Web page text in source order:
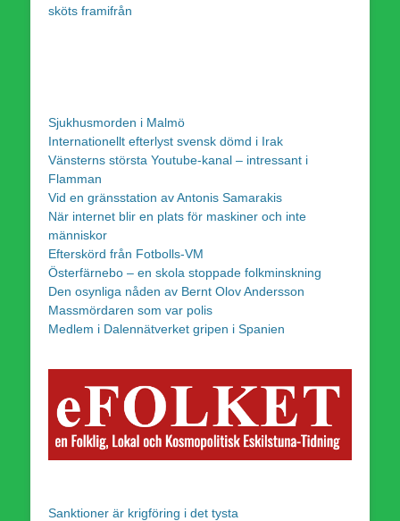
sköts framifrån
Sjukhusmorden i Malmö
Internationellt efterlyst svensk dömd i Irak
Vänsterns största Youtube-kanal – intressant i
Flamman
Vid en gränsstation av Antonis Samarakis
När internet blir en plats för maskiner och inte
människor
Efterskörd från Fotbolls-VM
Österfärnebo – en skola stoppade folkminskning
Den osynliga nåden av Bernt Olov Andersson
Massmördaren som var polis
Medlem i Dalennätverket gripen i Spanien
Sanktioner är krigföring i det tysta